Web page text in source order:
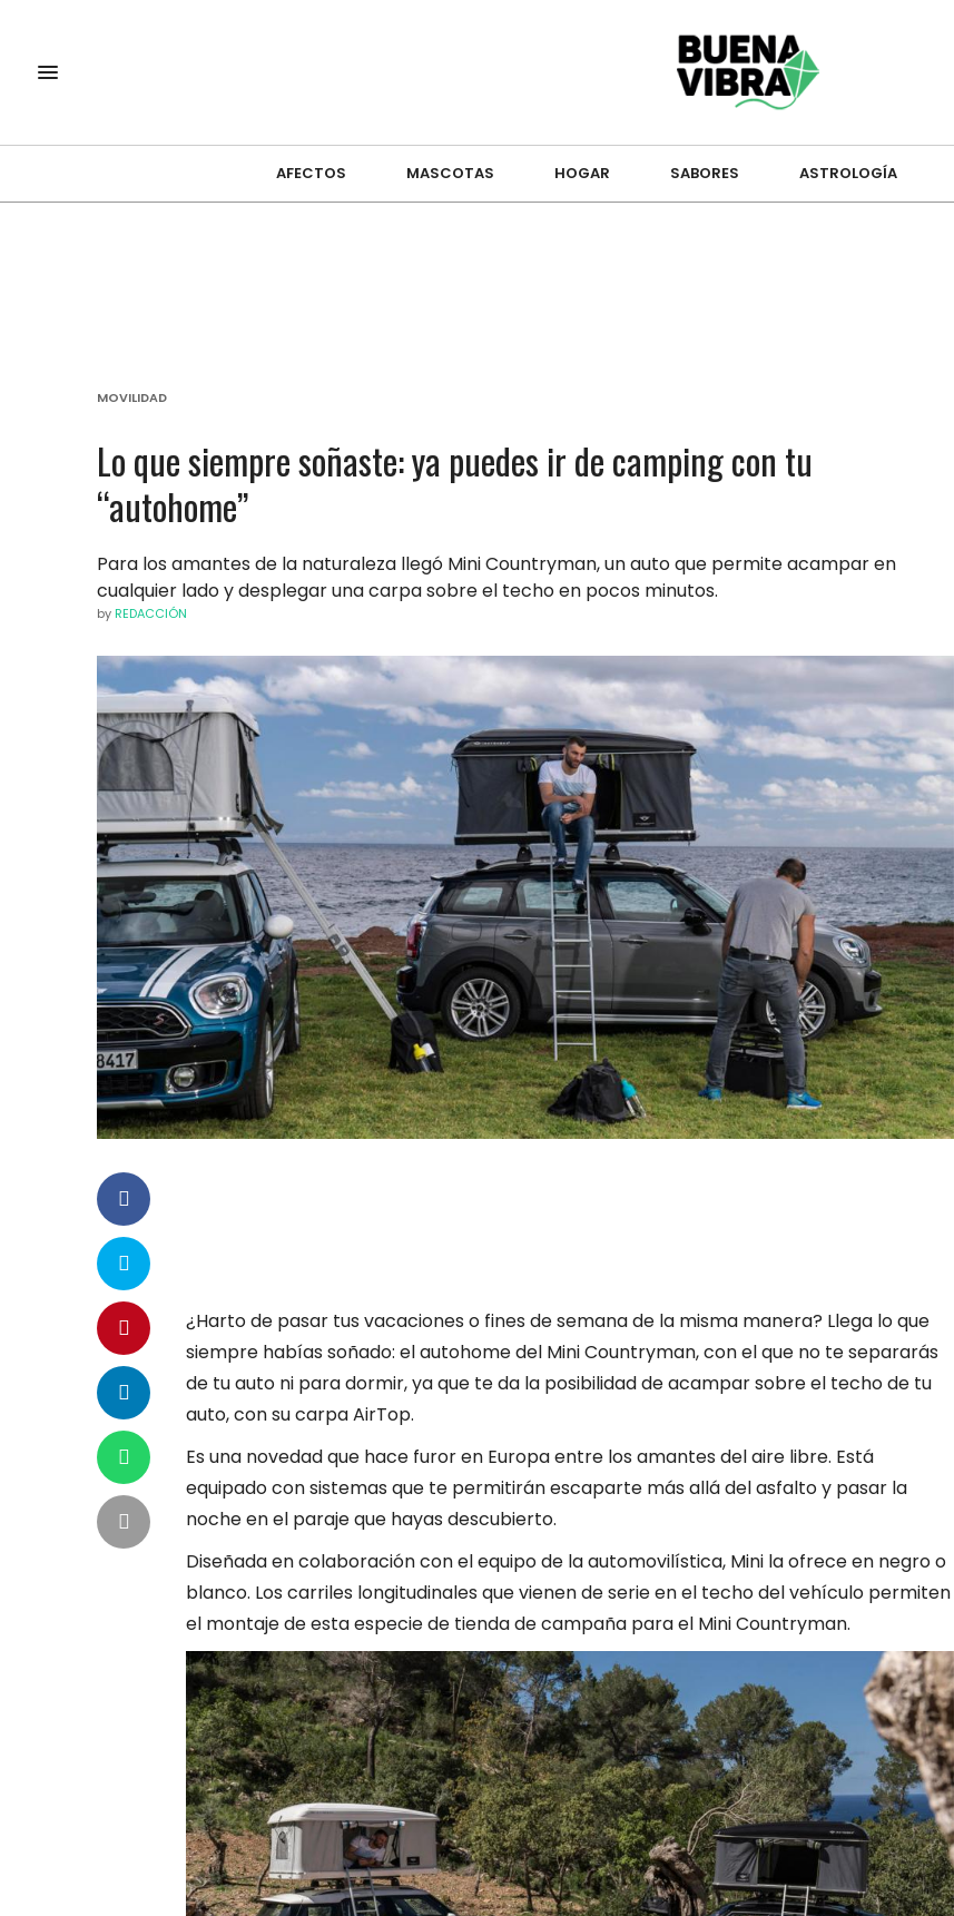
AFECTOS MASCOTAS HOGAR SABORES ASTROLOGÍA
MOVILIDAD
Lo que siempre soñaste: ya puedes ir de camping con tu
“autohome”
Para los amantes de la naturaleza llegó Mini Countryman, un auto que permite acampar en
cualquier lado y desplegar una carpa sobre el techo en pocos minutos.
by REDACCIÓN
¿Harto de pasar tus vacaciones o fines de semana de la misma manera? Llega lo que
siempre habías soñado: el autohome del Mini Countryman, con el que no te separarás
de tu auto ni para dormir, ya que te da la posibilidad de acampar sobre el techo de tu
auto, con su carpa AirTop.
Es una novedad que hace furor en Europa entre los amantes del aire libre. Está
equipado con sistemas que te permitirán escaparte más allá del asfalto y pasar la
noche en el paraje que hayas descubierto.
Diseñada en colaboración con el equipo de la automovilística, Mini la ofrece en negro o
blanco. Los carriles longitudinales que vienen de serie en el techo del vehículo permiten
el montaje de esta especie de tienda de campaña para el Mini Countryman.